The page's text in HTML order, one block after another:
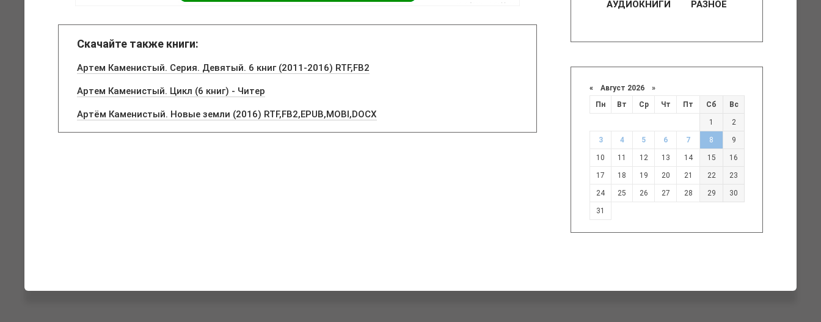
Скачайте также книги:
Артем Каменистый. Серия. Девятый. 6 книг (2011-2016) RTF,FB2
Артем Каменистый. Цикл (6 книг) - Читер
Артём Каменистый. Новые земли (2016) RTF,FB2,EPUB,MOBI,DOCX
АУДИОКНИГИ РАЗНОЕ
« Август 2026 »
Пн
Вт Ср Чт Пт Сб Вс
1 2
3 4 5 6 7 8 9
10 11 12 13 14 15 16
17 18 19 20 21 22 23
24 25 26 27 28 29 30
31